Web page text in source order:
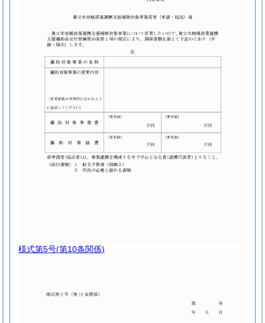
様式第5号(第10条関係)